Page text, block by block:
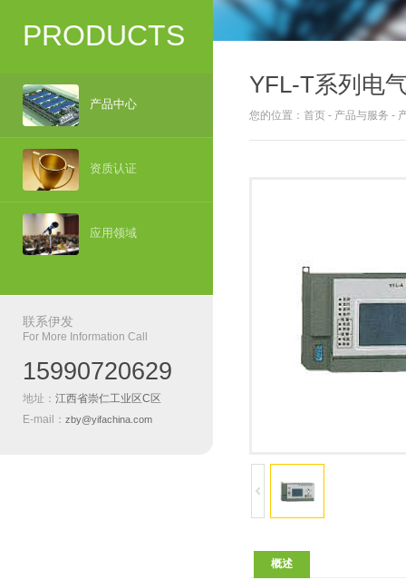
PRODUCTS
产品中心
资质认证
应用领域
联系伊发
For More Information Call
15990720629
地址： 江西省崇仁工业区C区
E-mail： zby@yifachina.com
YFL-T系列电
您的位置： 首页 - 产品与服务 -
概述